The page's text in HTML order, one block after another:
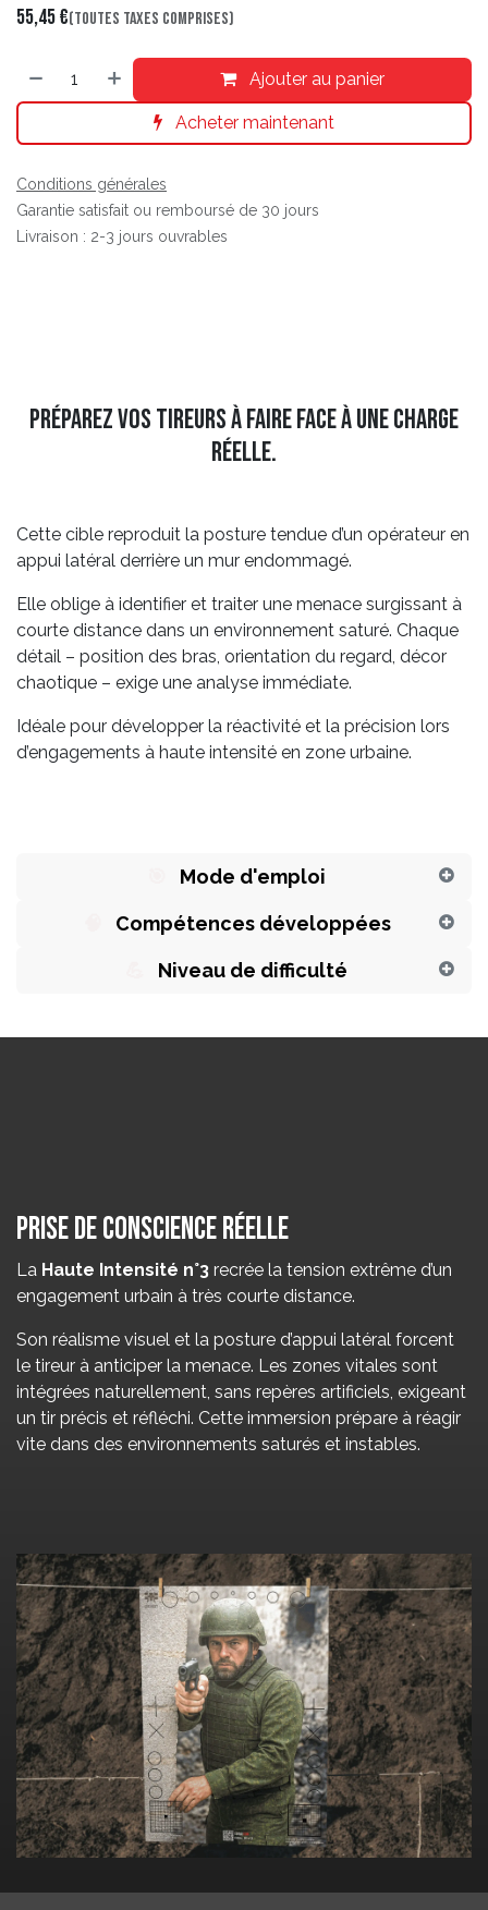
55,45€(Toutes taxes comprises)
Ajouter au panier
Acheter maintenant
Conditions générales
Garantie satisfait ou remboursé de 30 jours
Livraison : 2-3 jours ouvrables
Préparez vos tireurs à faire face à une charge
réelle.
Cette cible reproduit la posture tendue d’un opérateur en
appui latéral derrière un mur endommagé.
Elle oblige à identifier et traiter une menace surgissant à
courte distance dans un environnement saturé. Chaque
détail – position des bras, orientation du regard, décor
chaotique – exige une analyse immédiate.
Idéale pour développer la réactivité et la précision lors
d’engagements à haute intensité en zone urbaine.
Mode d'emploi
Compétences développées
Niveau de difficulté
Prise de conscience réelle
La Haute Intensité n°3 recrée la tension extrême d’un
engagement urbain à très courte distance.
Son réalisme visuel et la posture d’appui latéral forcent
le tireur à anticiper la menace. Les zones vitales sont
intégrées naturellement, sans repères artificiels, exigeant
un tir précis et réfléchi. Cette immersion prépare à réagir
vite dans des environnements saturés et instables.